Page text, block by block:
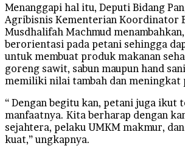
Menanggapi hal itu, Deputi Bidang
Agribisnis Kementerian Koordinator
Musdhalifah Machmud
berorientasi pada petani sehingga
untuk membuat produk makanan
goreng sawit, sabun maupun hand
memiliki nilai tambah dan meningkat
“ Dengan begitu kan, petani juga ikut
manfaatnya. Kita berharap dengan
sejahtera, pelaku UMKM makmur,
kuat,” ungkapnya.